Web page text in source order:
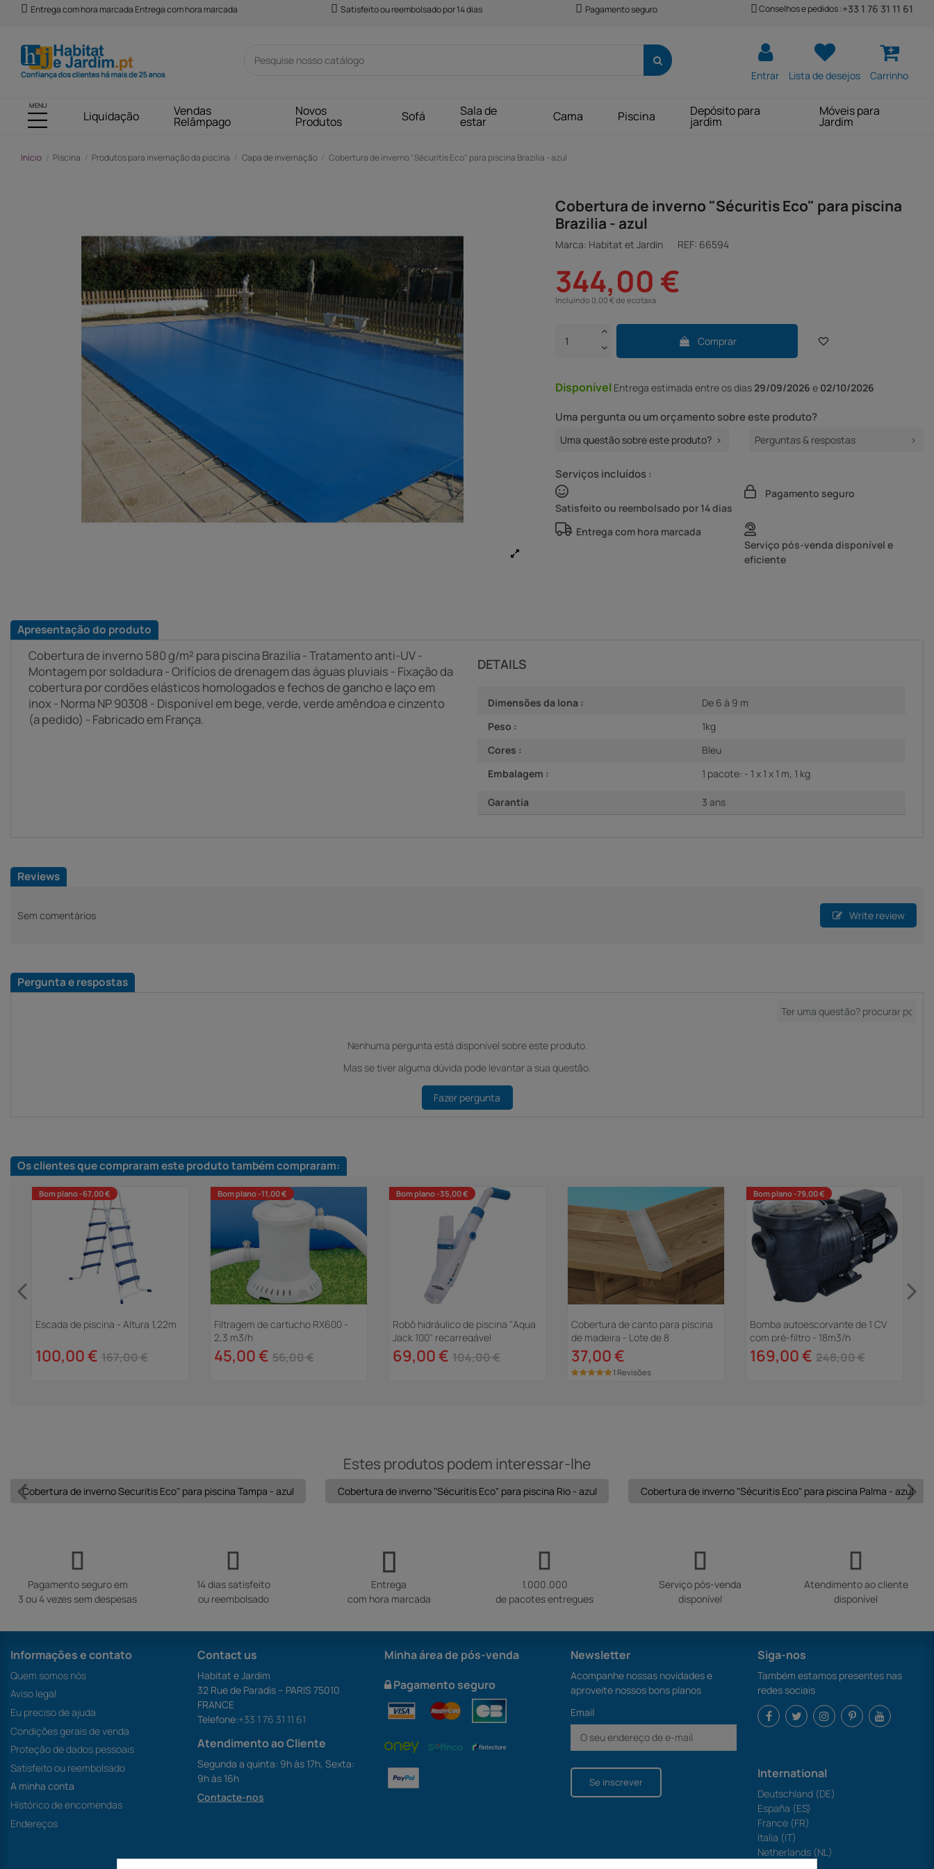
Entrega com hora marcada Entrega com hora marcada Satisfeito ou reembolsado por 14 dias Pagamento seguro Conselhos e pedidos :+33 1 76 31 11 61
Entrar Lista de desejos Carrinho
MENU
Liquidação Vendas
Relâmpago
Novos
Produtos Sofá Sala de
estar Cama Piscina Depósito para
jardim
Móveis para
Jardim
Início Piscina Produtos para invernação da piscina Capa de invernação Cobertura de inverno "Sécuritis Eco" para piscina Brazilia - azul
Cobertura de inverno "Sécuritis Eco" para piscina
Brazilia - azul
Marca: Habitat et Jardin REF: 66594
344,00 €
Incluindo 0,00 € de ecotaxa
Comprar
Disponível Entrega estimada entre os dias 29/09/2026 e 02/10/2026
Uma pergunta ou um orçamento sobre este produto?
Uma questão sobre este produto? Perguntas & respostas
Serviços incluídos :
Satisfeito ou reembolsado por 14 dias
Pagamento seguro
Entrega com hora marcada
Serviço pós-venda disponível e
eficiente
Apresentação do produto
Cobertura de inverno 580 g/m² para piscina Brazilia - Tratamento anti-UV -
Montagem por soldadura - Orifícios de drenagem das águas pluviais - Fixação da
cobertura por cordões elásticos homologados e fechos de gancho e laço em
inox - Norma NP 90308 - Disponível em bege, verde, verde amêndoa e cinzento
(a pedido) - Fabricado em França.
DETAILS
Dimensões da lona :
De 6 à 9 m
Peso :
1kg
Cores :
Bleu
Embalagem :
1 pacote: - 1 x 1 x 1 m, 1 kg
Garantia 3 ans
Reviews
Sem comentários Write review
Pergunta e respostas
Nenhuma pergunta está disponível sobre este produto.
Mas se tiver alguma dúvida pode levantar a sua questão.
Fazer pergunta
Os clientes que compraram este produto também compraram:
Bom plano -67,00 €
Escada de piscina - Altura 1,22m
100,00 € 167,00 €
Bom plano -11,00 €
Filtragem de cartucho RX600 -
2,3 m3/h
45,00 € 56,00 €
Bom plano -35,00 €
Robô hidráulico de piscina "Aqua
Jack 100" recarregável
69,00 € 104,00 €
Cobertura de canto para piscina
de madeira - Lote de 8
37,00 €
1 Revisões
Bom plano -79,00 €
Bomba autoescorvante de 1 CV
com pré-filtro - 18m3/h
169,00 € 248,00 €
Estes produtos podem interessar-lhe
Cobertura de inverno Securitis Eco" para piscina Tampa - azul Cobertura de inverno "Sécuritis Eco" para piscina Rio - azul Cobertura de inverno "Sécuritis Eco" para piscina Palma - azul
Pagamento seguro em
3 ou 4 vezes sem despesas
14 dias satisfeito
ou reembolsado
Entrega
com hora marcada
1.000.000
de pacotes entregues
Serviço pós-venda
disponível
Atendimento ao cliente
disponível
Informações e contato
Quem somos nós
Aviso legal
Eu preciso de ajuda
Condições gerais de venda
Proteção de dados pessoais
Satisfeito ou reembolsado
A minha conta
Histórico de encomendas
Endereços
Contact us
Habitat e Jardim
32 Rue de Paradis – PARIS 75010
FRANCE
Telefone:+33 1 76 31 11 61
Atendimento ao Cliente
Segunda a quinta: 9h às 17h, Sexta:
9h às 16h
Contacte-nos
Minha área de pós-venda
Pagamento seguro
Newsletter
Acompanhe nossas novidades e
aproveite nossos bons planos
Email
Se inscrever
Siga-nos
Também estamos presentes nas
redes sociais
International
Deutschland (DE)
España (ES)
France (FR)
Italia (IT)
Netherlands (NL)